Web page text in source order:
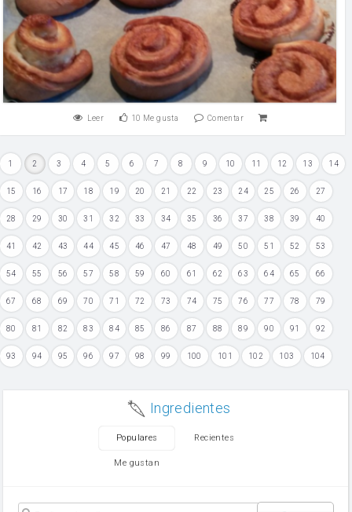
Leer 10 Me gusta Comentar
1 2 3 4 5 6 7 8 9 10 11 12 13 14
15 16 17 18 19 20 21 22 23 24 25 26 27
28 29 30 31 32 33 34 35 36 37 38 39 40
41 42 43 44 45 46 47 48 49 50 51 52 53
54 55 56 57 58 59 60 61 62 63 64 65 66
67 68 69 70 71 72 73 74 75 76 77 78 79
80 81 82 83 84 85 86 87 88 89 90 91 92
93 94 95 96 97 98 99 100 101 102 103 104
Ingredientes
Populares Recientes
Me gustan